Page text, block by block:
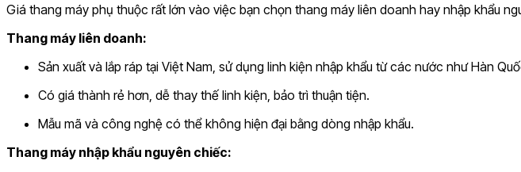
Giá thang máy phụ thuộc rất lớn vào việc bạn chọn thang máy liên doanh hay nhập khẩu
Thang máy liên doanh:
Sản xuất và lắp ráp tại Việt Nam, sử dụng linh kiện nhập khẩu từ các nước như Hàn
Có giá thành rẻ hơn, dễ thay thế linh kiện, bảo trì thuận tiện.
Mẫu mã và công nghệ có thể không hiện đại bằng dòng nhập khẩu.
Thang máy nhập khẩu nguyên chiếc: